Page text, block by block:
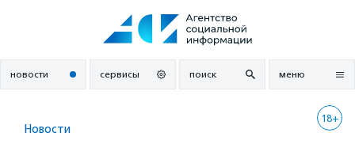
новости сервисы поиск меню
18+
Новости